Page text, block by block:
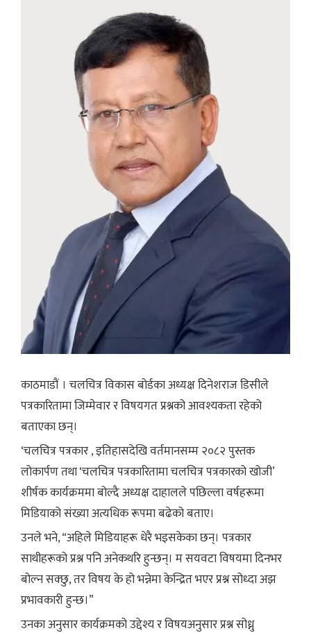
काठमाडौं । चलचित्र विकास बोर्डका अध्यक्ष दिनेशराज डिसीले
पत्रकारितामा जिम्मेवार र विषयगत प्रश्नको आवश्यकता रहेको
बताएका छन्।
‘चलचित्र पत्रकार , इतिहासदेखि वर्तमानसम्म २०८२ पुस्तक
लोकार्पण तथा ‘चलचित्र पत्रकारितामा चलचित्र पत्रकारको खोजी’
शीर्षक कार्यक्रममा बोल्दै अध्यक्ष दाहालले पछिल्ला वर्षहरूमा
मिडियाको संख्या अत्यधिक रूपमा बढेको बताए।
उनले भने, “अहिले मिडियाहरू धेरै भइसकेका छन्। पत्रकार
साथीहरूको प्रश्न पनि अनेकथरि हुन्छन्। म सयवटा विषयमा दिनभर
बोल्न सक्छु, तर विषय के हो भन्नेमा केन्द्रित भएर प्रश्न सोध्दा अझ
प्रभावकारी हुन्छ।”
उनका अनुसार कार्यक्रमको उद्देश्य र विषयअनुसार प्रश्न सोध्नु